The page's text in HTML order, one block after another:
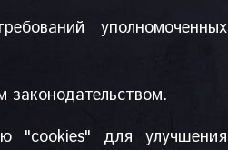
уполномоченных
"cookies" для улучшения